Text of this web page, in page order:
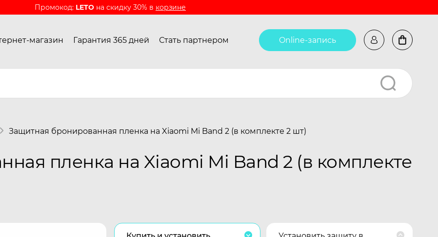
Промокод: LETO на скидку 30% в корзине
магазин Гарантия 365 дней Стать партнером Online-запись
Защитная бронированная пленка на Xiaomi Mi Band 2 (в комплекте 2 шт)
пленка на Xiaomi Mi Band 2 (в комплекте